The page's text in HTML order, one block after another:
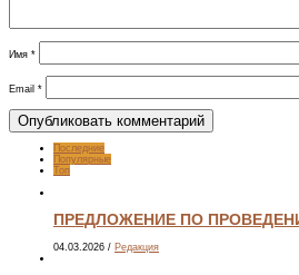
Имя *
Email *
Последние
Популярные
Топ
ПРЕДЛОЖЕНИЕ ПО
04.03.2026 / Редакция